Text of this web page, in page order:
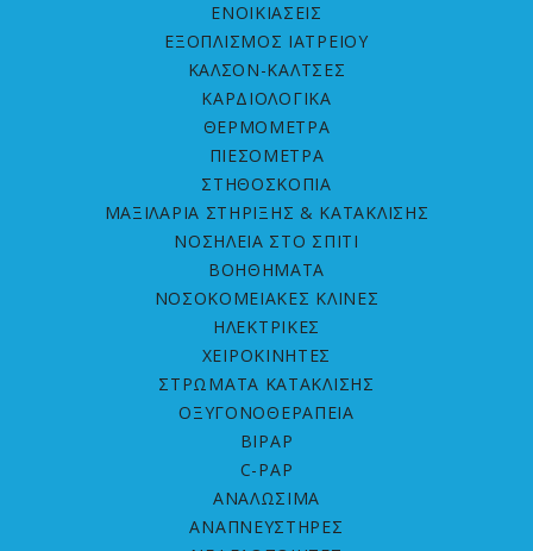
ΕΝΟΙΚΙΑΣΕΙΣ
ΕΞΟΠΛΙΣΜΟΣ ΙΑΤΡΕΙΟΥ
ΚΑΛΣΟΝ-ΚΑΛΤΣΕΣ
ΚΑΡΔΙΟΛΟΓΙΚΑ
ΘΕΡΜΟΜΕΤΡΑ
ΠΙΕΣΟΜΕΤΡΑ
ΣΤΗΘΟΣΚΟΠΙΑ
ΜΑΞΙΛΑΡΙΑ ΣΤΗΡΙΞΗΣ & ΚΑΤΑΚΛΙΣΗΣ
ΝΟΣΗΛΕΙΑ ΣΤΟ ΣΠΙΤΙ
ΒΟΗΘΗΜΑΤΑ
ΝΟΣOKOMEIAΚΕΣ ΚΛΙΝΕΣ
ΗΛΕΚΤΡΙΚΕΣ
ΧΕΙΡΟΚΙΝΗΤΕΣ
ΣΤΡΩΜΑΤΑ ΚΑΤΑΚΛΙΣHΣ
ΟΞΥΓΟΝΟΘΕΡΑΠΕΙΑ
BIPAP
C-PAP
ΑΝΑΛΩΣΙΜΑ
ΑΝΑΠΝΕΥΣΤΗΡΕΣ